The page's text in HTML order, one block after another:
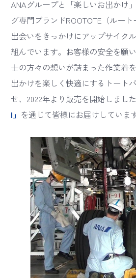
ANAグループと「楽しいお出かけ
グ専門ブランドROOTOTE（ルー
出会いをきっかけにアップサイク
組んでいます。お客様の安全を願
士の方々の想いが詰まった作業着
出かけを楽しく快適にするトート
せ、2022年より販売を開始しまし
l」 を通じて皆様にお届けしています